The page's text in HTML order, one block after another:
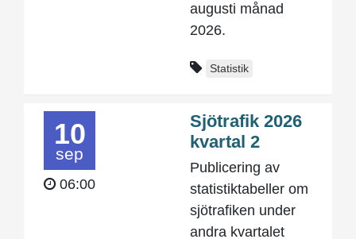
augusti månad
2026.
Statistik
10
sep
06:00
Sjötrafik 2026
kvartal 2
Publicering av
statistiktabeller om
sjötrafiken under
andra kvartalet